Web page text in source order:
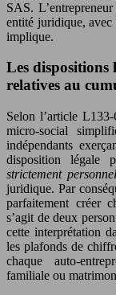
SAS.
entité juridique, avec
implique.
Les dispositions
relatives au
Selon l’article
micro-social
indépendants
disposition légale
strictement personnel
juridique. Par
parfaitement créer
s’agit de deux
cette interprétation
les plafonds de
chaque auto-
familiale ou